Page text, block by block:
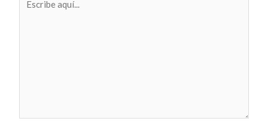
aquí...